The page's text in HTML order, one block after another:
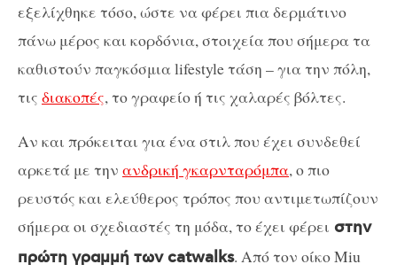
εξελίχθηκε τόσο, ώστε να φέρει πια δερμάτινο
πάνω μέρος και κορδόνια, στοιχεία που σήμερα τα
καθιστούν παγκόσμια lifestyle τάση – για την πόλη,
τις διακοπές, το γραφείο ή τις χαλαρές βόλτες.
Αν και πρόκειται για ένα στιλ που έχει συνδεθεί
αρκετά με την ανδρική γκαρνταρόμπα, ο πιο
ρευστός και ελεύθερος τρόπος που αντιμετωπίζουν
σήμερα οι σχεδιαστές τη μόδα, το έχει φέρει στην
πρώτη γραμμή των catwalks. Από τον οίκο Miu